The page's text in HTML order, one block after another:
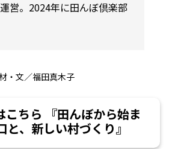
営。2024年に田んぼ倶楽部
・文／福田真木子
こちら 『田んぼから始ま
と、新しい村づくり』